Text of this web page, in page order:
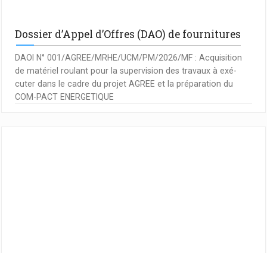
Dossier d’Appel d’Offres (DAO) de fournitures
DAOI N° 001/AGREE/MRHE/UCM/PM/2026/MF : Acquisition
de matériel roulant pour la supervision des travaux à exé-
cuter dans le cadre du projet AGREE et la préparation du
COM-PACT ENERGETIQUE